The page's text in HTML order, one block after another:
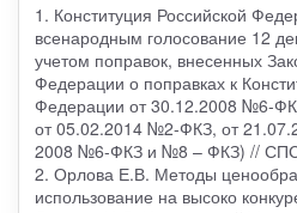
1. Конституция Российской
всенародным голосование 12
учетом поправок, внесенных
Федерации о поправках к
Федерации от 30.12.2008 №6-
от 05.02.2014 №2-ФКЗ, от
2008 №6-ФКЗ и №8 – ФКЗ) // СПС
2. Орлова Е.В. Методы
использование на высоко